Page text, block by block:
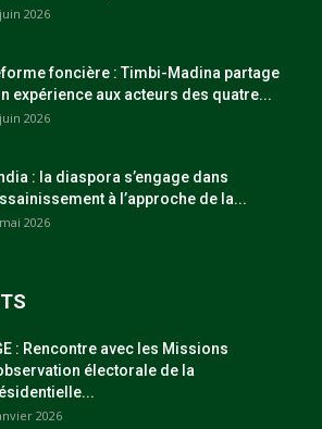
2026
foncière : Timbi-Madina partage
expérience aux acteurs des quatre...
2026
: la diaspora s’engage dans
à l’approche de la...
2026
: Rencontre avec les Missions
électorale de la
2026